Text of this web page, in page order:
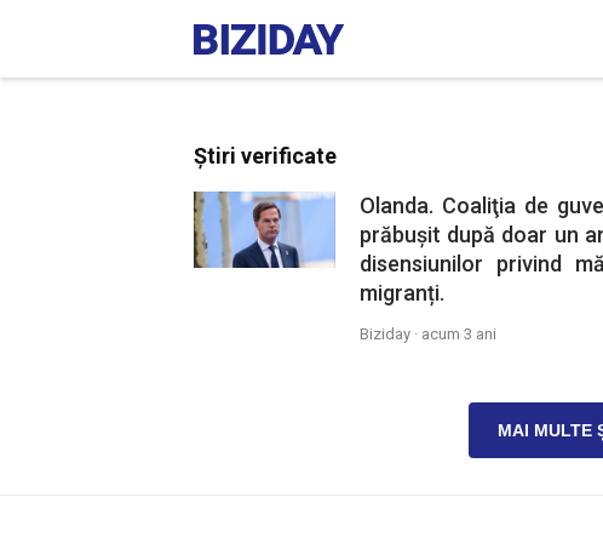
Știri verificate
Olanda. Coaliţia de
prăbușit după doar un
disensiunilor privind
migranți.
Biziday · acum 3 ani
MAI MULTE